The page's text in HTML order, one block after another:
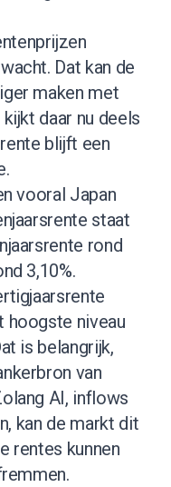
Dat kan de
maken met
daar nu deels
blijft een
vooral Japan
staat
rond
3,10%.
hoogste niveau
is belangrijk,
van
AI, inflows
kan de markt dit
rentes kunnen